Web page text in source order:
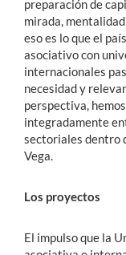
preparación de
mirada,
eso es lo que el
asociativo con
internacionales
necesidad y
perspectiva,
integradamente
sectoriales dentro
Vega.
Los proyectos
El impulso que la